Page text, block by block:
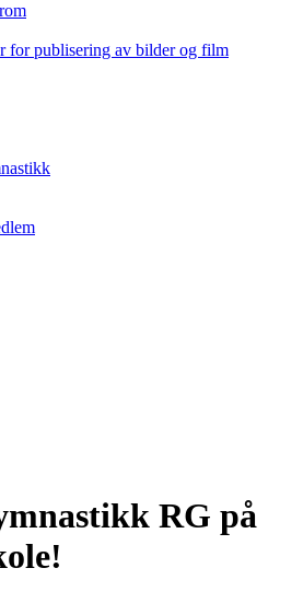
for publisering av bilder og film
RG på